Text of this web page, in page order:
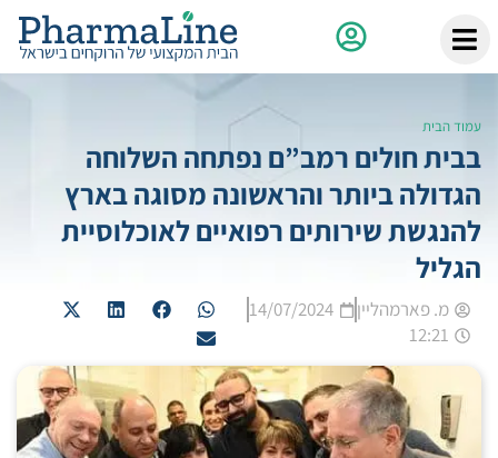
עמוד הבית
בבית חולים רמב”ם נפתחה השלוחה
הגדולה ביותר והראשונה מסוגה בארץ
להנגשת שירותים רפואיים לאוכלוסיית
הגליל
מ. פארמהליין
14/07/2024
12:21